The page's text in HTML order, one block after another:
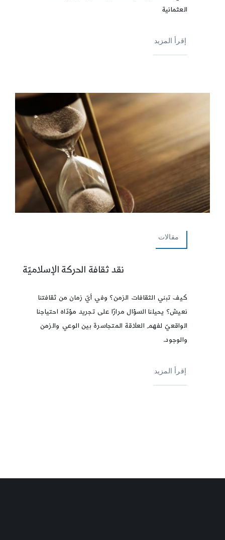
العثمانية
إقرأ المزيد
مقالات
نقد ثقافة الحركة الإسلاميّة
كيف تبني الثقافات الزمن؟ وفي أيّ زمان من ثقافتنا
نعيش؟ يحيلنا السؤال مرارًا على تجريد مؤدّاه احتياجنا
الواقعيّ لفهم العلاقة المتجاسرة بين الوعي والزمن
والوجود.
إقرأ المزيد